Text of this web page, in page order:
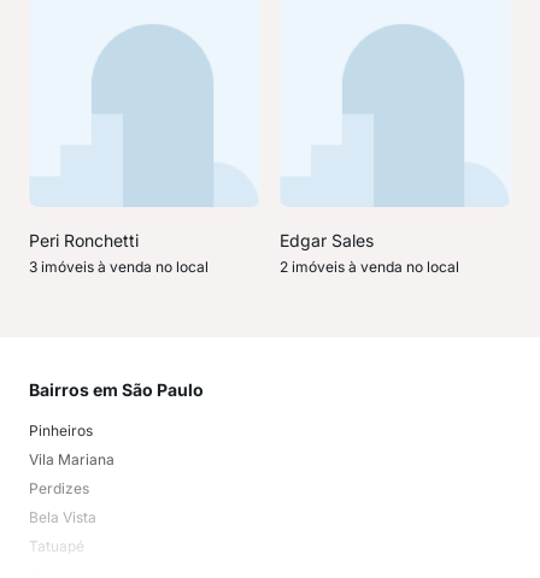
Peri Ronchetti
3 imóveis à venda no local
Edgar Sales
2 imóveis à venda no local
Bairros em São Paulo
Pinheiros
Vila Mariana
Perdizes
Bela Vista
Tatuapé